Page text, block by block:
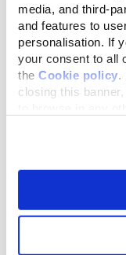
media, and third-
and features to
personalisation. If
your consent to all
the Cookie policy.
closing this